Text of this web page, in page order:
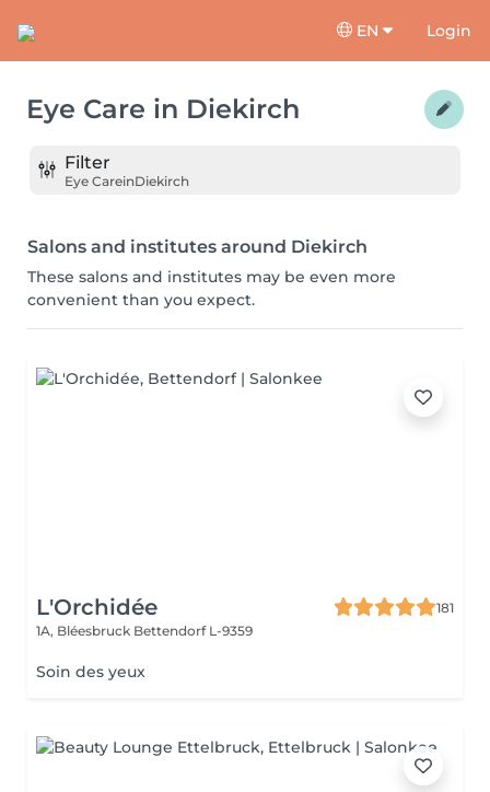
EN Login
Eye Care in Diekirch
Filter
Eye CareinDiekirch
Salons and institutes around Diekirch
These salons and institutes may be even more
convenient than you expect.
L'Orchidée
181
1A, Bléesbruck Bettendorf L-9359
Soin des yeux